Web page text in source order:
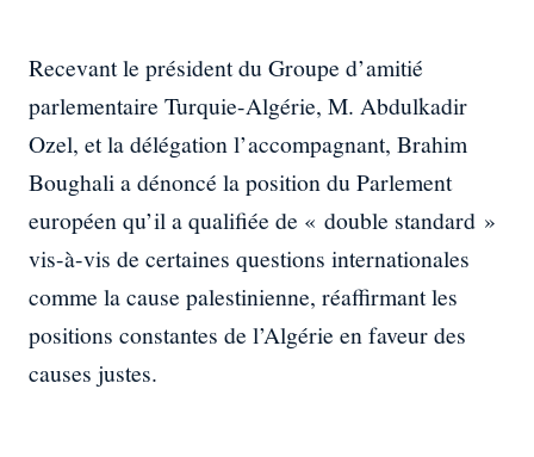
Recevant le président du Groupe d’amitié
parlementaire Turquie-Algérie, M. Abdulkadir
Ozel, et la délégation l’accompagnant, Brahim
Boughali a dénoncé la position du Parlement
européen qu’il a qualifiée de « double standard »
vis-à-vis de certaines questions internationales
comme la cause palestinienne, réaffirmant les
positions constantes de l’Algérie en faveur des
causes justes.